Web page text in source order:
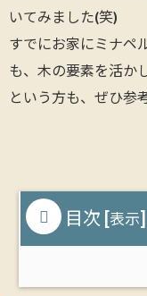
いてみました(笑)
すでにお家にミナペ
も、木の要素を活か
という方も、ぜひ参
目次 [表示]